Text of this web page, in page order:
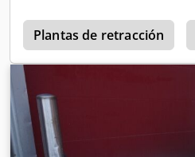
necesidades del cliente.
Plantas de retracción